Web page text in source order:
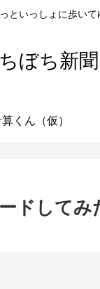
いっしょに歩いて
ぼち新聞
くん（仮）
ドしてみ